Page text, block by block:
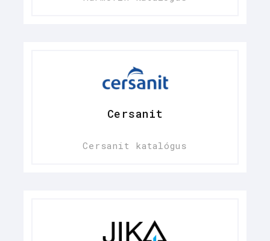
Cersanit
Cersanit katalógus